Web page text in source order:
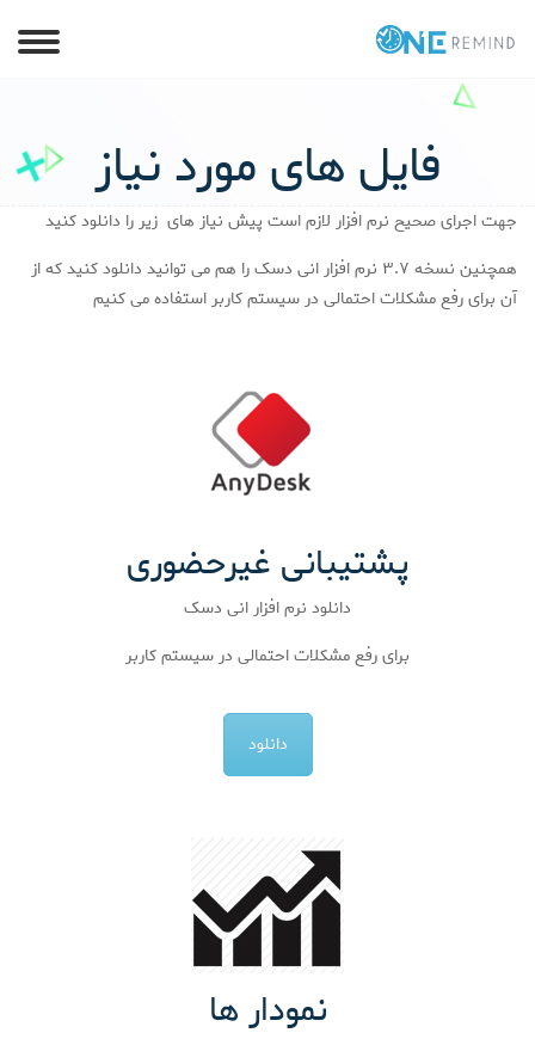
فایل های مورد نیاز
جهت اجرای صحیح نرم افزار لازم است پیش نیاز های زیر را دانلود کنید
همچنین نسخه ۳.۷ نرم افزار انی دسک را هم می توانید دانلود کنید که از
آن برای رفع مشکلات احتمالی در سیستم کاربر استفاده می کنیم
پشتیبانی غیرحضوری
دانلود نرم افزار انی دسک
برای رفع مشکلات احتمالی در سیستم کاربر
دانلود
نمودار ها